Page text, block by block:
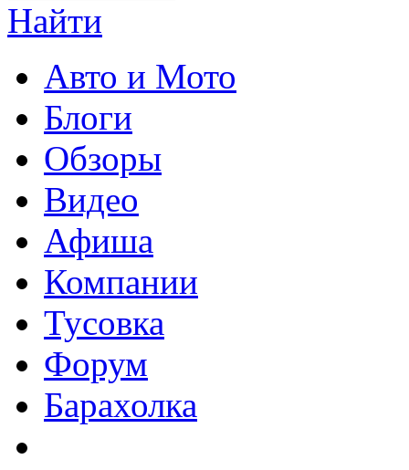
Найти
Авто и Мото
Блоги
Обзоры
Видео
Афиша
Компании
Тусовка
Форум
Барахолка